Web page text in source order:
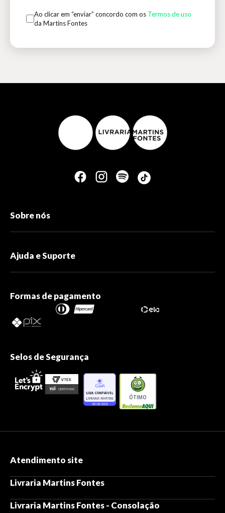
Ao clicar em “enviar” concordo com os Termos de uso
da Martins Fontes
Sobre nós
Ajuda e Suporte
Formas de pagamento
Selos de Segurança
ÓTIMO
Atendimento site
Livraria Martins Fontes
Livraria Martins Fontes - Consolação